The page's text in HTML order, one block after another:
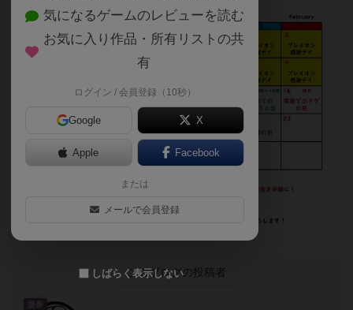
このブログの投稿者
皇帝
気になるゲームのレビューを読む
お気に入り作品・所有リストの共
有
ログイン / 会員登録（10秒）
Google X
Apple Facebook
または
メールで会員登録
しばらく表示しない